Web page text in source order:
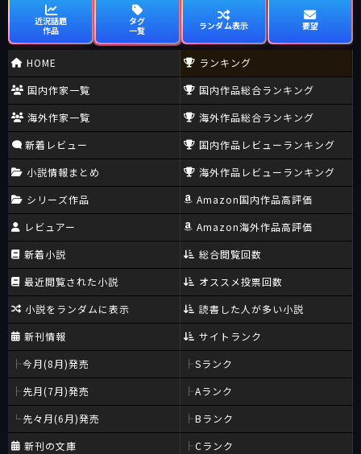
近況話題
作品
タグ
一覧
ランダム表示 要望
HOME
国内作家一覧
海外作家一覧
新着レビュー
小説情報まとめ
シリーズ作品
レビュアー
新着小説
最近閲覧された小説
小説をランダムに表示
新刊情報
今月(8月)発売
先月(7月)発売
先々月(6月)発売
新刊の文庫
ランキング
国内作品総合ランキング
海外作品総合ランキング
国内作品レビューランキング
海外作品レビューランキング
Amazon国内作品高評価
Amazon海外作品高評価
総合閲覧回数
オススメ投票回数
読書した人が多い小説
サイトランク
Sランク
Aランク
Bランク
Cランク